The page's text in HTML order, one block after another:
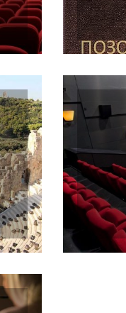
«КОРОЛЬ